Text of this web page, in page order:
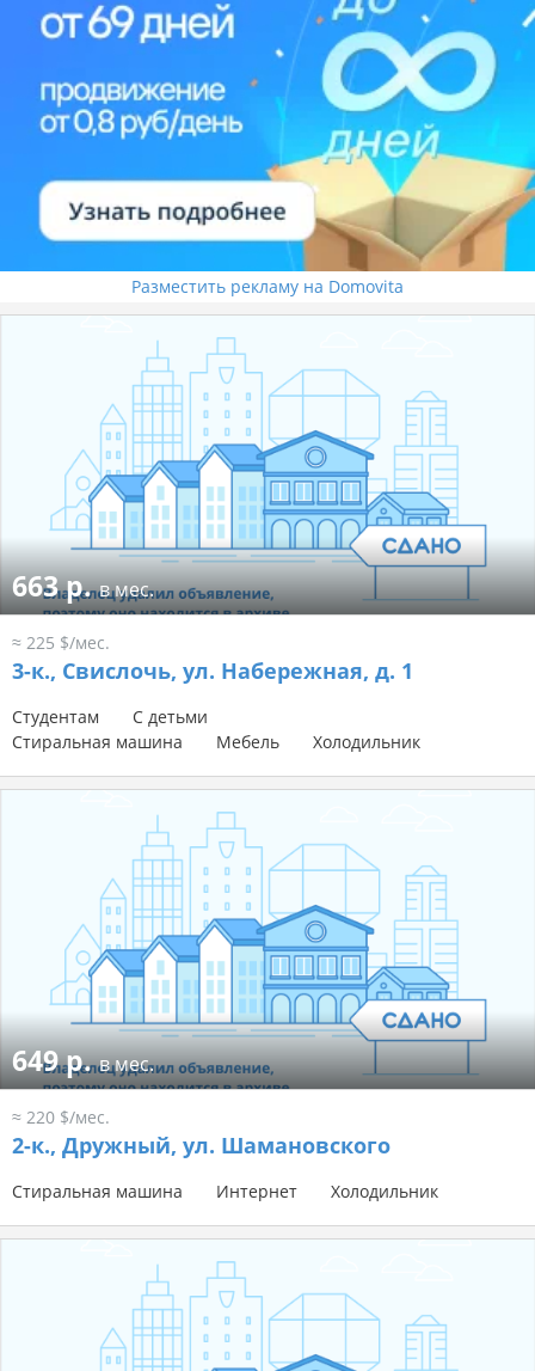
Разместить рекламу на Domovita
663 р.в мес.
≈ 225 $/мес.
3-к., Свислочь, ул. Набережная, д. 1
Студентам
С детьми
Стиральная машина
Мебель Холодильник
649 р.в мес.
≈ 220 $/мес.
2-к., Дружный, ул. Шамановского
Стиральная машина Интернет Холодильник